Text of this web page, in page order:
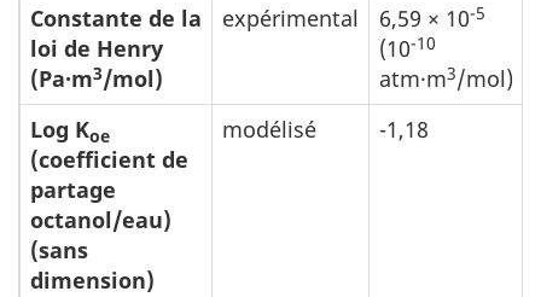
Constante de la
loi de Henry
(Pa·m3/mol)
expérimental 6,59 × 10-5
(10-10
atm·m3/mol)
Log Koe
(coefficient de
partage
octanol/eau)
(sans
dimension)
modélisé -1,18